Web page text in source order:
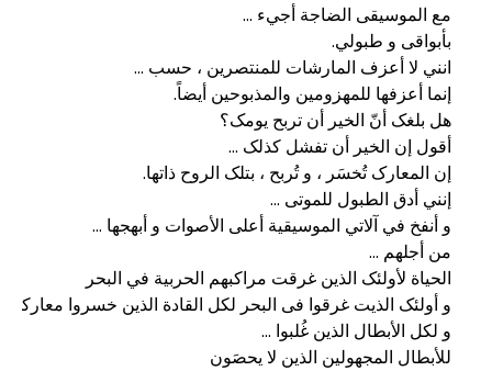
مع الموسیقی الضاجة أجيء ...
بأبواقی و طبولي.
انني لا أعزف المارشات للمنتصرین ، حسب ...
إنما أعزفها للمهزومین والمذبوحین أیضاً.
أقول إن الخیر أن تفشل کذلک ...
إن المعارک تُخسَر ، و تُربح ، بتلک الروح ذاتها.
إنني أدق الطبول للموتی ...
و أنفخ في آلاتي الموسیقیة أعلی الأصوات و أبهجها ...
من أجلهم ...
و لکل الأبطال الذین غُلبوا ...